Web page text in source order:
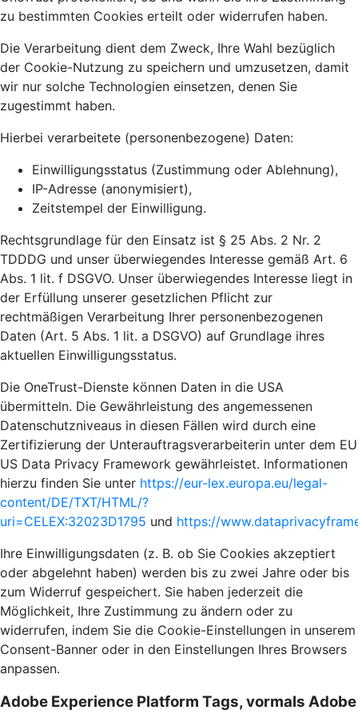
zu bestimmten Cookies erteilt oder widerrufen haben.
Die Verarbeitung dient dem Zweck, Ihre Wahl bezüglich
der Cookie-Nutzung zu speichern und umzusetzen, damit
wir nur solche Technologien einsetzen, denen Sie
zugestimmt haben.
Hierbei verarbeitete (personenbezogene) Daten:
Einwilligungsstatus (Zustimmung oder Ablehnung),
IP-Adresse (anonymisiert),
Zeitstempel der Einwilligung.
Rechtsgrundlage für den Einsatz ist § 25 Abs. 2 Nr. 2
TDDDG und unser überwiegendes Interesse gemäß Art. 6
Abs. 1 lit. f DSGVO. Unser überwiegendes Interesse liegt in
der Erfüllung unserer gesetzlichen Pflicht zur
rechtmäßigen Verarbeitung Ihrer personenbezogenen
Daten (Art. 5 Abs. 1 lit. a DSGVO) auf Grundlage ihres
aktuellen Einwilligungsstatus.
Die OneTrust-Dienste können Daten in die USA
übermitteln. Die Gewährleistung des angemessenen
Datenschutzniveaus in diesen Fällen wird durch eine
Zertifizierung der Unterauftragsverarbeiterin unter dem EU
US Data Privacy Framework gewährleistet. Informationen
hierzu finden Sie unter https://eur-lex.europa.eu/legal-
content/DE/TXT/HTML/?
uri=CELEX:32023D1795 und https://
Ihre Einwilligungsdaten (z. B. ob Sie Cookies akzeptiert
oder abgelehnt haben) werden bis zu zwei Jahre oder bis
zum Widerruf gespeichert. Sie haben jederzeit die
Möglichkeit, Ihre Zustimmung zu ändern oder zu
widerrufen, indem Sie die Cookie-Einstellungen in unserem
Consent-Banner oder in den Einstellungen Ihres Browsers
anpassen.
Adobe Experience Platform Tags, vormals Adobe